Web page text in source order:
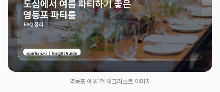
영등포 예약 전 체크리스트 이미지